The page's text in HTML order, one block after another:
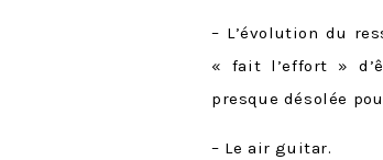
– L’évolution du
« fait l’effort »
presque désolée
– Le air guitar.